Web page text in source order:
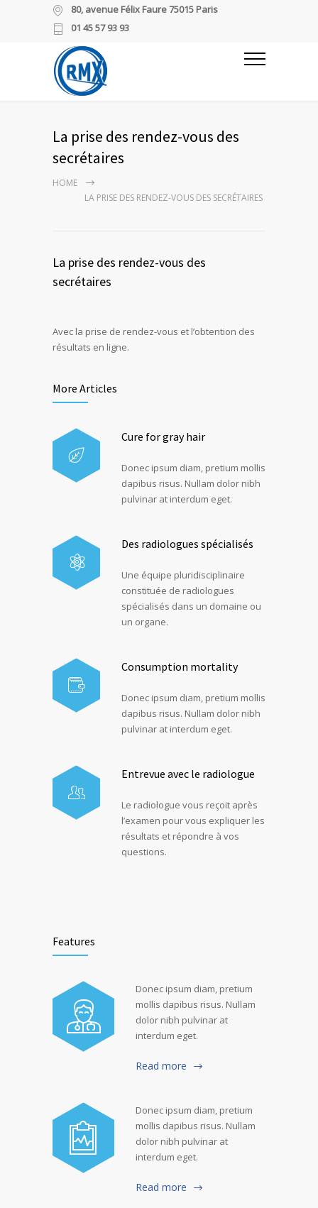
80, avenue Félix Faure 75015 Paris
01 45 57 93 93
La prise des rendez-vous des
secrétaires
HOME
LA PRISE DES RENDEZ-VOUS DES SECRÉTAIRES
La prise des rendez-vous des
secrétaires
Avec la prise de rendez-vous et l’obtention des
résultats en ligne.
More Articles
Cure for gray hair
Donec ipsum diam, pretium mollis
dapibus risus. Nullam dolor nibh
pulvinar at interdum eget.
Des radiologues spécialisés
Une équipe pluridisciplinaire
constituée de radiologues
spécialisés dans un domaine ou
un organe.
Consumption mortality
Donec ipsum diam, pretium mollis
dapibus risus. Nullam dolor nibh
pulvinar at interdum eget.
Entrevue avec le radiologue
Le radiologue vous reçoit après
l’examen pour vous expliquer les
résultats et répondre à vos
questions.
Features
Donec ipsum diam, pretium
mollis dapibus risus. Nullam
dolor nibh pulvinar at
interdum eget.
Read more
Donec ipsum diam, pretium
mollis dapibus risus. Nullam
dolor nibh pulvinar at
interdum eget.
Read more